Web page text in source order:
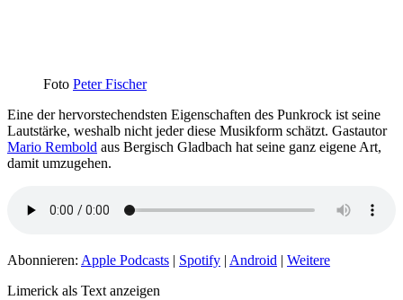
Foto Peter Fischer
Eine der hervorstechendsten Eigenschaften des Punkrock ist seine
Lautstärke, weshalb nicht jeder diese Musikform schätzt. Gastautor
Mario Rembold aus Bergisch Gladbach hat seine ganz eigene Art,
damit umzugehen.
Abonnieren: Apple Podcasts | Spotify | Android | Weitere
Limerick als Text anzeigen